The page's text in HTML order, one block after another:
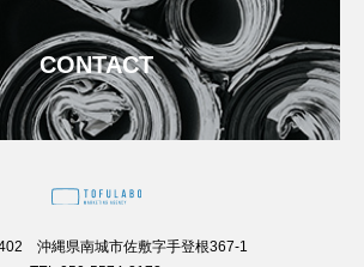
CONTACT
沖縄県南城市佐敷字手登根367-1